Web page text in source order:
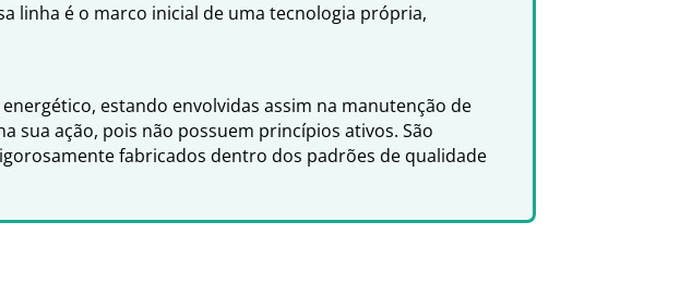
linha é o marco inicial de uma tecnologia própria,
estando envolvidas assim na manutenção de
sua ação, pois não possuem princípios ativos. São
fabricados dentro dos padrões de qualidade